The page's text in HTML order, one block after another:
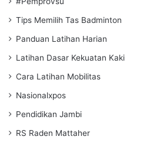
Tips Memilih Tas Badminton
Panduan Latihan Harian
Latihan Dasar Kekuatan Kaki
Cara Latihan Mobilitas
Nasionalxpos
Pendidikan Jambi
RS Raden Mattaher